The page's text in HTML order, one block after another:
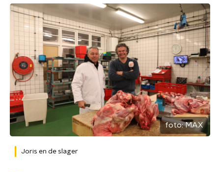
foto:MAX
Joris en de slager